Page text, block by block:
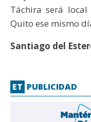
Táchira será
Quito ese mismo
Santiago del
ET PUBLICIDAD